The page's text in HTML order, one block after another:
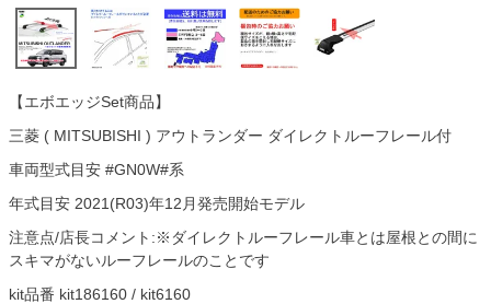
【エボエッジSet商品】
三菱 ( MITSUBISHI ) アウトランダー ダイレクトルーフレール付
車両型式目安 #GN0W#系
年式目安 2021(R03)年12月発売開始モデル
注意点/店長コメント:※ダイレクトルーフレール車とは屋根との間に
スキマがないルーフレールのことです
kit品番 kit186160 / kit6160